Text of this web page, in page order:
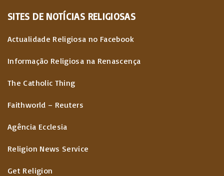
SITES DE NOTÍCIAS RELIGIOSAS
Actualidade Religiosa no Facebook
Informação Religiosa na Renascença
The Catholic Thing
Faithworld – Reuters
Agência Ecclesia
Religion News Service
Get Religion